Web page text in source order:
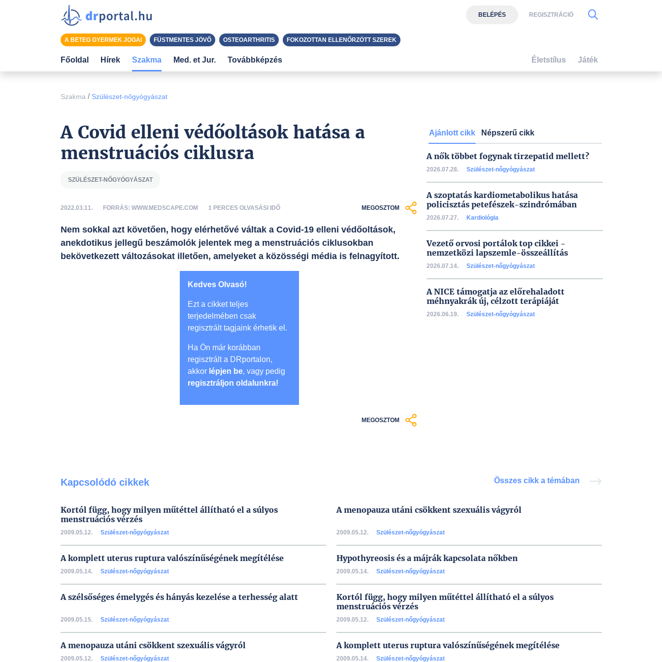
Szakma / Szülészet-nőgyógyászat
A Covid elleni védőoltások hatása a
menstruációs ciklusra
SZÜLÉSZET-NŐGYÓGYÁSZAT
2022.03.11. FORRÁS: WWW.MEDSCAPE.COM 1 PERCES OLVASÁSI IDŐ MEGOSZTOM
Nem sokkal azt követően, hogy elérhetővé váltak a Covid-19 elleni védőoltások,
anekdotikus jellegű beszámolók jelentek meg a menstruációs ciklusokban
bekövetkezett változásokat illetően, amelyeket a közösségi média is felnagyított.
Kedves Olvasó!
Ezt a cikket teljes
terjedelmében csak
regisztrált tagjaink érhetik el.
Ha Ön már korábban
regisztrált a DRportalon,
akkor lépjen be, vagy pedig
regisztráljon oldalunkra!
MEGOSZTOM
Ajánlott cikk Népszerű cikk
A nők többet fogynak tirzepatid mellett?
2026.07.28. Szülészet-nőgyógyászat
A szoptatás kardiometabolikus hatása
policisztás petefészek-szindrómában
2026.07.27. Kardiológia
Vezető orvosi portálok top cikkei -
nemzetközi lapszemle-összeállítás
2026.07.14. Szülészet-nőgyógyászat
A NICE támogatja az előrehaladott
méhnyakrák új, célzott terápiáját
2026.06.19. Szülészet-nőgyógyászat
Kapcsolódó cikkek Összes cikk a témában
Kortól függ, hogy milyen műtéttel állítható el a súlyos
menstruációs vérzés
2009.05.12. Szülészet-nőgyógyászat
A menopauza utáni csökkent szexuális vágyról
2009.05.12. Szülészet-nőgyógyászat
A komplett uterus ruptura valószínűségének megítélése
2009.05.14. Szülészet-nőgyógyászat
Hypothyreosis és a májrák kapcsolata nőkben
2009.05.14. Szülészet-nőgyógyászat
A szélsőséges émelygés és hányás kezelése a terhesség alatt
2009.05.15. Szülészet-nőgyógyászat
Kortól függ, hogy milyen műtéttel állítható el a súlyos
menstruációs vérzés
2009.05.12. Szülészet-nőgyógyászat
A menopauza utáni csökkent szexuális vágyról
2009.05.12. Szülészet-nőgyógyászat
A komplett uterus ruptura valószínűségének megítélése
2009.05.14. Szülészet-nőgyógyászat
BELÉPÉS REGISZTRÁCIÓ
A BETEG GYERMEK JOGAI FÜSTMENTES JÖVŐ OSTEOARTHRITIS FOKOZOTTAN ELLENŐRZÖTT SZEREK
Főoldal Hírek Szakma Med. et Jur. Továbbképzés Életstílus Játék